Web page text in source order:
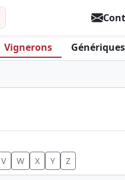
Vignerons Génériques
V W X Y Z